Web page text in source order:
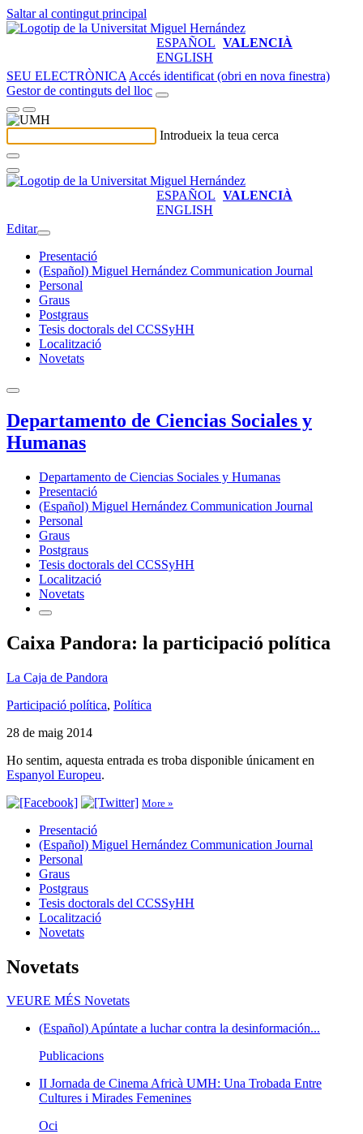
Saltar al contingut principal
ESPAÑOL VALENCIÀ
ENGLISH
SEU ELECTRÒNICA Accés identificat (obri en nova finestra)
Gestor de continguts del lloc
Introdueix la teua cerca
ESPAÑOL VALENCIÀ
ENGLISH
Editar
Presentació
(Español) Miguel Hernández Communication Journal
Personal
Graus
Postgraus
Tesis doctorals del CCSSyHH
Localització
Novetats
Departamento de Ciencias Sociales y
Humanas
Departamento de Ciencias Sociales y Humanas
Presentació
(Español) Miguel Hernández Communication Journal
Personal
Graus
Postgraus
Tesis doctorals del CCSSyHH
Localització
Novetats
Caixa Pandora: la participació política
La Caja de Pandora
Participació política, Política
28 de maig 2014
Ho sentim, aquesta entrada es troba disponible únicament en
Espanyol Europeu.
More »
Presentació
(Español) Miguel Hernández Communication Journal
Personal
Graus
Postgraus
Tesis doctorals del CCSSyHH
Localització
Novetats
Novetats
VEURE MÉS Novetats
(Español) Apúntate a luchar contra la desinformación...
Publicacions
II Jornada de Cinema Africà UMH: Una Trobada Entre
Cultures i Mirades Femenines
Oci